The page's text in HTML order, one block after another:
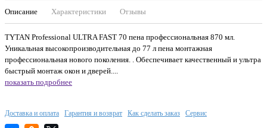
Описание Характеристики Отзывы
TYTAN Professional ULTRA FAST 70 пена профессиональная 870 мл.
Уникальная высокопроизводительная до 77 л пена монтажная
профессиональная нового поколения. . Обеспечивает качественный и ультра
быстрый монтаж окон и дверей....
показать подробнее
Доставка и оплата Гарантия и возврат Как сделать заказ Сервис